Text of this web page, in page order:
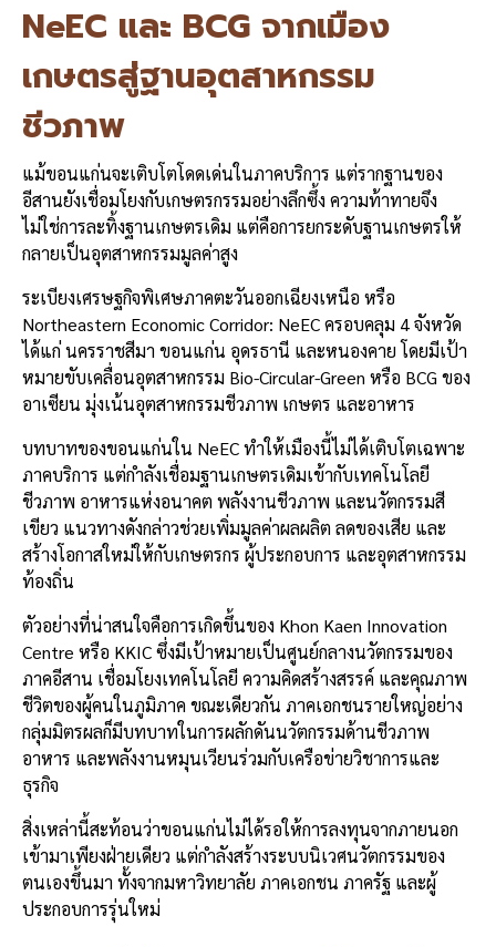
NeEC และ BCG จากเมือง
เกษตรสู่ฐานอุตสาหกรรม
ชีวภาพ
แม้ขอนแก่นจะเติบโตโดดเด่นในภาคบริการ แต่รากฐานของ
อีสานยังเชื่อมโยงกับเกษตรกรรมอย่างลึกซึ้ง ความท้าทายจึง
ไม่ใช่การละทิ้งฐานเกษตรเดิม แต่คือการยกระดับฐานเกษตรให้
กลายเป็นอุตสาหกรรมมูลค่าสูง
ระเบียงเศรษฐกิจพิเศษภาคตะวันออกเฉียงเหนือ หรือ
Northeastern Economic Corridor: NeEC ครอบคลุม 4 จังหวัด
ได้แก่ นครราชสีมา ขอนแก่น อุดรธานี และหนองคาย โดยมีเป้า
หมายขับเคลื่อนอุตสาหกรรม Bio-Circular-Green หรือ BCG ของ
อาเซียน มุ่งเน้นอุตสาหกรรมชีวภาพ เกษตร และอาหาร
บทบาทของขอนแก่นใน NeEC ทำให้เมืองนี้ไม่ได้เติบโตเฉพาะ
ภาคบริการ แต่กำลังเชื่อมฐานเกษตรเดิมเข้ากับเทคโนโลยี
ชีวภาพ อาหารแห่งอนาคต พลังงานชีวภาพ และนวัตกรรมสี
เขียว แนวทางดังกล่าวช่วยเพิ่มมูลค่าผลผลิต ลดของเสีย และ
สร้างโอกาสใหม่ให้กับเกษตรกร ผู้ประกอบการ และอุตสาหกรรม
ท้องถิ่น
ตัวอย่างที่น่าสนใจคือการเกิดขึ้นของ Khon Kaen Innovation
Centre หรือ KKIC ซึ่งมีเป้าหมายเป็นศูนย์กลางนวัตกรรมของ
ภาคอีสาน เชื่อมโยงเทคโนโลยี ความคิดสร้างสรรค์ และคุณภาพ
ชีวิตของผู้คนในภูมิภาค ขณะเดียวกัน ภาคเอกชนรายใหญ่อย่าง
กลุ่มมิตรผลก็มีบทบาทในการผลักดันนวัตกรรมด้านชีวภาพ
อาหาร และพลังงานหมุนเวียนร่วมกับเครือข่ายวิชาการและ
ธุรกิจ
สิ่งเหล่านี้สะท้อนว่าขอนแก่นไม่ได้รอให้การลงทุนจากภายนอก
เข้ามาเพียงฝ่ายเดียว แต่กำลังสร้างระบบนิเวศนวัตกรรมของ
ตนเองขึ้นมา ทั้งจากมหาวิทยาลัย ภาคเอกชน ภาครัฐ และผู้
ประกอบการรุ่นใหม่